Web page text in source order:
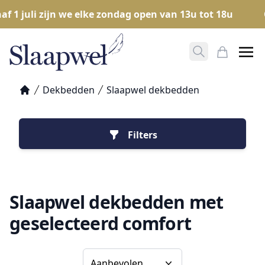
juli zijn we elke zondag open van 13u tot 18u
ZoekenMijn
Dekbedden Slaapwel dekbedden
Filters
Slaapwel dekbedden met
geselecteerd comfort
Sorteer op